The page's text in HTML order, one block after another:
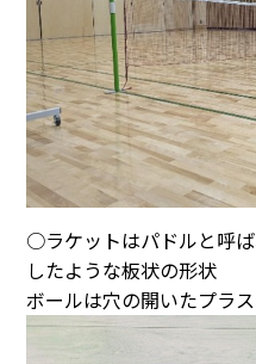
○ラケットはパドルと呼
したような板状の形状
ボールは穴の開いたプラ